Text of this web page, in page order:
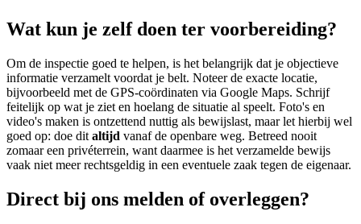
Wat kun je zelf doen ter voorbereiding?
Om de inspectie goed te helpen, is het belangrijk dat je objectieve
informatie verzamelt voordat je belt. Noteer de exacte locatie,
bijvoorbeeld met de GPS-coördinaten via Google Maps. Schrijf
feitelijk op wat je ziet en hoelang de situatie al speelt. Foto's en
video's maken is ontzettend nuttig als bewijslast, maar let hierbij wel
goed op: doe dit altijd vanaf de openbare weg. Betreed nooit
zomaar een privéterrein, want daarmee is het verzamelde bewijs
vaak niet meer rechtsgeldig in een eventuele zaak tegen de eigenaar.
Direct bij ons melden of overleggen?